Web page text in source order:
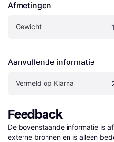
Afmetingen
Gewicht
Aanvullende informatie
Vermeld op Klarna
Feedback
De bovenstaande informatie is
externe bronnen en is alleen